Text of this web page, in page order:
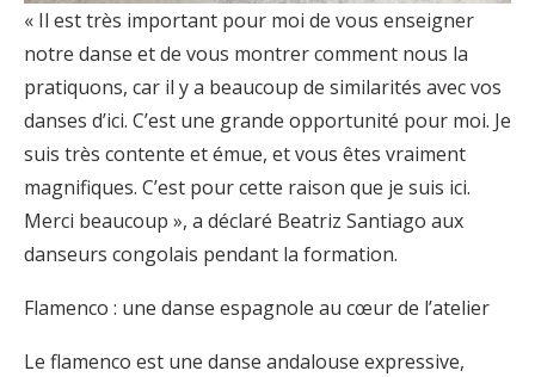
« Il est très important pour moi de vous enseigner
notre danse et de vous montrer comment nous la
pratiquons, car il y a beaucoup de similarités avec vos
danses d’ici. C’est une grande opportunité pour moi. Je
suis très contente et émue, et vous êtes vraiment
magnifiques. C’est pour cette raison que je suis ici.
Merci beaucoup », a déclaré Beatriz Santiago aux
danseurs congolais pendant la formation.
Flamenco : une danse espagnole au cœur de l’atelier
Le flamenco est une danse andalouse expressive,